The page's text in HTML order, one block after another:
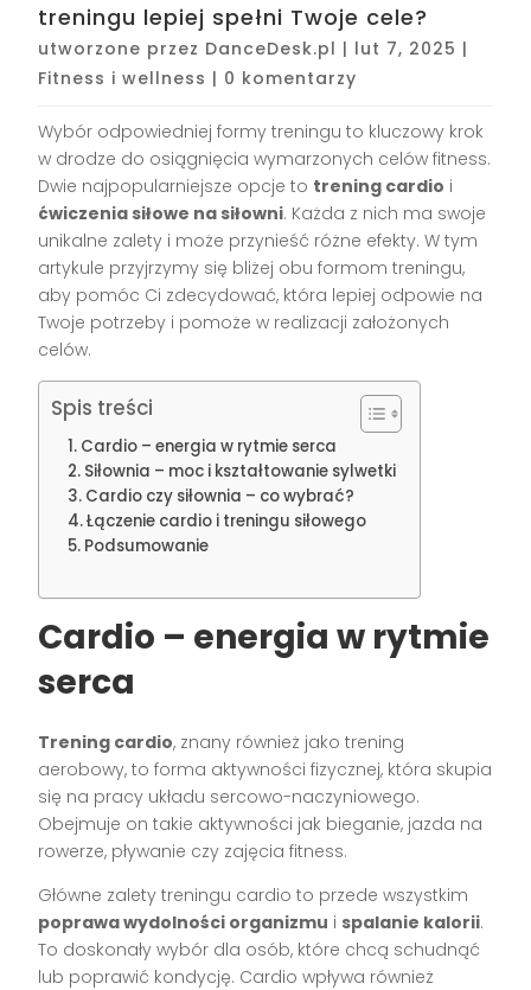
treningu lepiej spełni Twoje cele?
utworzone przez DanceDesk.pl | lut 7, 2025 |
Fitness i wellness | 0 komentarzy
Wybór odpowiedniej formy treningu to kluczowy krok
w drodze do osiągnięcia wymarzonych celów fitness.
Dwie najpopularniejsze opcje to trening cardio i
ćwiczenia siłowe na siłowni. Każda z nich ma swoje
unikalne zalety i może przynieść różne efekty. W tym
artykule przyjrzymy się bliżej obu formom treningu,
aby pomóc Ci zdecydować, która lepiej odpowie na
Twoje potrzeby i pomoże w realizacji założonych
celów.
Spis treści
Cardio – energia w rytmie serca
Siłownia – moc i kształtowanie sylwetki
Cardio czy siłownia – co wybrać?
Łączenie cardio i treningu siłowego
Podsumowanie
Cardio – energia w rytmie
serca
Trening cardio, znany również jako trening
aerobowy, to forma aktywności fizycznej, która skupia
się na pracy układu sercowo-naczyniowego.
Obejmuje on takie aktywności jak bieganie, jazda na
rowerze, pływanie czy zajęcia fitness.
Główne zalety treningu cardio to przede wszystkim
poprawa wydolności organizmu i spalanie kalorii.
To doskonały wybór dla osób, które chcą schudnąć
lub poprawić kondycję. Cardio wpływa również